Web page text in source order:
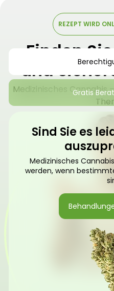
REZEPT WIRD
Finden
und
Medizinisches Gratis
Sind Sie es
Medizinisches
werden, wenn